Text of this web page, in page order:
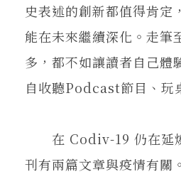
史表述的創新都值得肯定
能在未來繼續深化。走筆
多，都不如讓讀者自己體
自收聽Podcast節目、玩
在 Codiv-19 仍在延
刊有兩篇文章與疫情有關